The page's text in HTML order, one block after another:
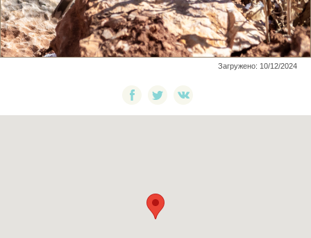
Загружено: 10/12/2024